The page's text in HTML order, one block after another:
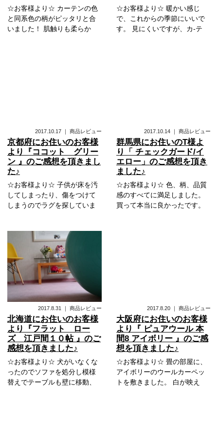
☆お客様より☆ カーテンの色
と同系色の柄がピッタリと合
いました！ 肌触りも柔らか
☆お客様より☆ 暖かい感じ
で、これからの季節にいいで
す。 見にくいですが、カ-テ
2017.10.17 ｜ 商品レビュー
京都府にお住いのお客様
より『ココット グリー
ン 』のご感想を頂きまし
た♪
☆お客様より☆ 子供が床を汚
してしまったり、傷をつけて
しまうのでラグを探していま
2017.10.14 ｜ 商品レビュー
群馬県にお住いのT様よ
り「 チェックガード/イ
エロー」のご感想を頂き
ました♪
☆お客様より☆ 色、柄、品質
感のすべてに満足しました。
買って本当に良かったです。
2017.8.31 ｜ 商品レビュー
北海道にお住いのお客様
より『フラット ロー
ズ 江戸間１０帖 』のご
感想を頂きました♪
☆お客様より☆ 犬がいなくな
ったのでソファを処分し模様
替えでテーブルも壁に移動、
2017.8.20 ｜ 商品レビュー
大阪府にお住いのお客様
より『 ピュアウール 本
間8 アイボリー 』のご感
想を頂きました♪
☆お客様より☆ 畳の部屋に、
アイボリーのウールカーペッ
トを敷きました。 白が映え